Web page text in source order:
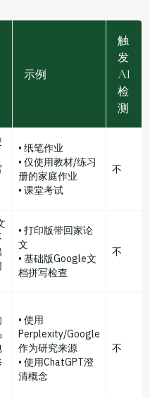
示例
触
发
AI
检
测
• 纸笔作业
• 仅使用教材/练习
册的家庭作业
• 课堂考试
不
• 打印版带回家论
文
• 基础版Google文
档拼写检查
不
• 使用
Perplexity/Google
作为研究来源
• 使用ChatGPT澄
清概念
不